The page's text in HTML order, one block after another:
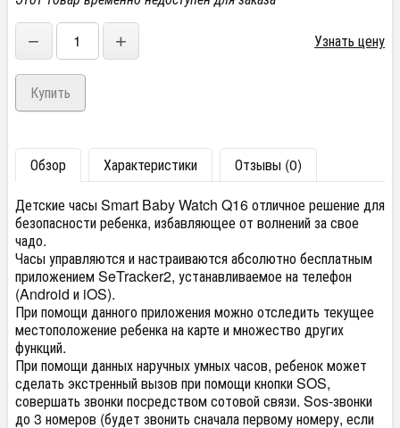
− + Узнать цену
Обзор Характеристики
Отзывы (0)
Детские часы Smart Baby Watch Q16 отличное решение для
безопасности ребенка, избавляющее от волнений за свое
чадо.
Часы управляются и настраиваются абсолютно бесплатным
приложением SeTracker2, устанавливаемое на телефон
(Android и iOS).
При помощи данного приложения можно отследить текущее
местоположение ребенка на карте и множество других
функций.
При помощи данных наручных умных часов, ребенок может
сделать экстренный вызов при помощи кнопки SOS,
совершать звонки посредством сотовой связи. Sos-звонки
до 3 номеров (будет звонить сначала первому номеру, если